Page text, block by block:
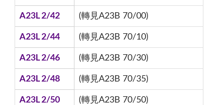
A23L 2/42 (轉見A23B 70/00)
A23L 2/44 (轉見A23B 70/10)
A23L 2/46 (轉見A23B 70/30)
A23L 2/48 (轉見A23B 70/35)
A23L 2/50 (轉見A23B 70/50)